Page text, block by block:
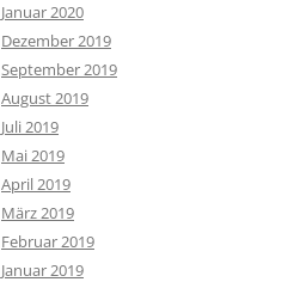
Januar 2020
Dezember 2019
September 2019
August 2019
Juli 2019
Mai 2019
April 2019
März 2019
Februar 2019
Januar 2019